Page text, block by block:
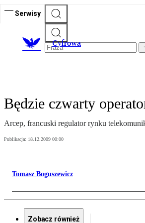
Serwisy
Cyfrowa
Będzie czwarty
Arcep, francuski regulator rynku
Publikacja: 18.12.2009 00:00
Tomasz Boguszewicz
Zobacz również